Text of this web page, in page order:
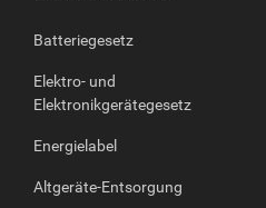
Batteriegesetz
Elektro- und
Elektronikgerätegesetz
Energielabel
Altgeräte-Entsorgung